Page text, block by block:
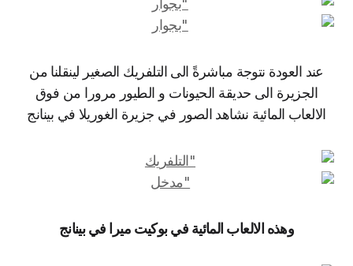
عند العودة نتوجة مباشرةً الى التلفريك الصغير لينقلنا من
الجزيرة الى حديقة الحيونات و الطيور مرورا من فوق
الالعاب المائية نشاهد الصور في جزيرة الغوريلا في بينانج
وهذه الالعاب المائية في بوكيت ميرا في بينانج